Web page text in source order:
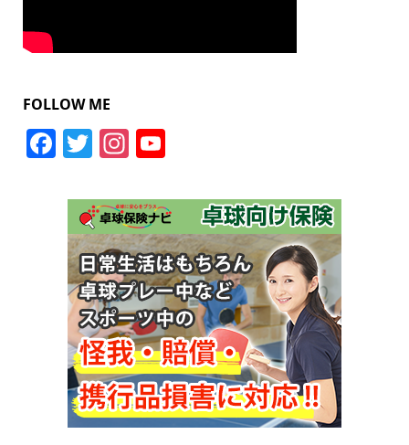
FOLLOW ME
Facebook
TwitterInstagram